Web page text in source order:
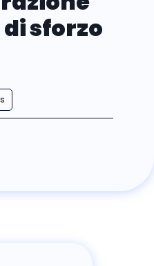
di sforzo